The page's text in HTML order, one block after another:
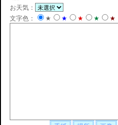
お天気：
文字色：
★ ★ ★ ★ ★